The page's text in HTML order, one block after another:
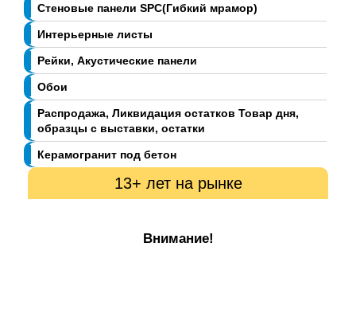
Стеновые панели SPC(Гибкий мрамор)
Интерьерные листы
Рейки, Акустические панели
Обои
Распродажа, Ликвидация остатков Товар дня,
образцы с выставки, остатки
Керамогранит под бетон
13+ лет на рынке
Внимание!